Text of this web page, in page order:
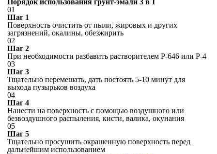
Порядок использования грунт-эмали 3 в 1
01
Шаг 1
Поверхность очистить от пыли, жировых и других
загрязнений, окалины, обезжирить
02
Шаг 2
При необходимости разбавить растворителем Р-646 или Р-4
03
Шаг 3
Тщательно перемешать, дать постоять 5-10 минут для
выхода пузырьков воздуха
04
Шаг 4
Нанести на поверхность с помощью воздушного или
безвоздушного распыления, кисти, валика, окунания
05
Шаг 5
Тщательно просушить окрашенную поверхность перед
дальнейшим использованием